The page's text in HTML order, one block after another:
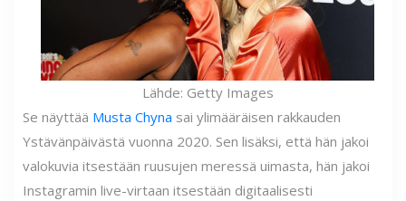
Lähde: Getty Images
Se näyttää Musta Chyna sai ylimääräisen rakkauden
Ystävänpäivästä vuonna 2020. Sen lisäksi, että hän jakoi
valokuvia itsestään ruusujen meressä uimasta, hän jakoi
Instagramin live-virtaan itsestään digitaalisesti